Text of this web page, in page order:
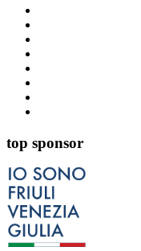
top sponsor